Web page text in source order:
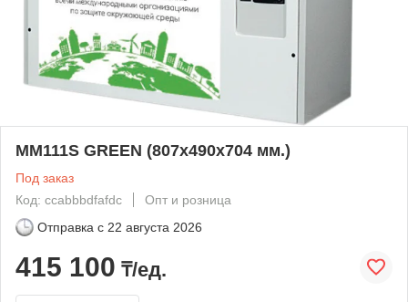
MM111S GREEN (807x490x704 мм.)
Под заказ
Код: ccabbbdfafdc
Опт и розница
Отправка с 22 августа 2026
415 100 ₸/ед.